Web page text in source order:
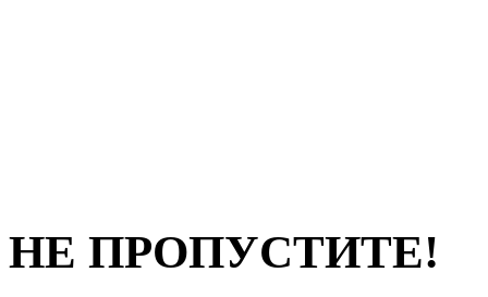
НЕ ПРОПУСТИТЕ!